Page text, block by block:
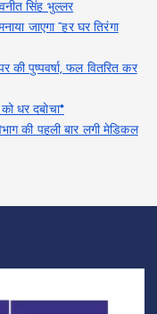
सिंह भुल्लर
जाएगा “हर घर तिरंगा
की पुष्पवर्षा, फल वितरित कर
धर दबोचा*
की पहली बार लगी मेडिकल